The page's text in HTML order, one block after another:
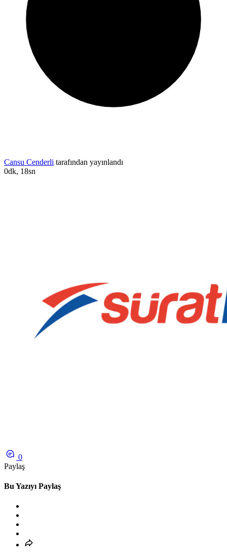
Cansu Cenderli tarafından yayınlandı
0dk, 18sn
0
Paylaş
Bu Yazıyı Paylaş